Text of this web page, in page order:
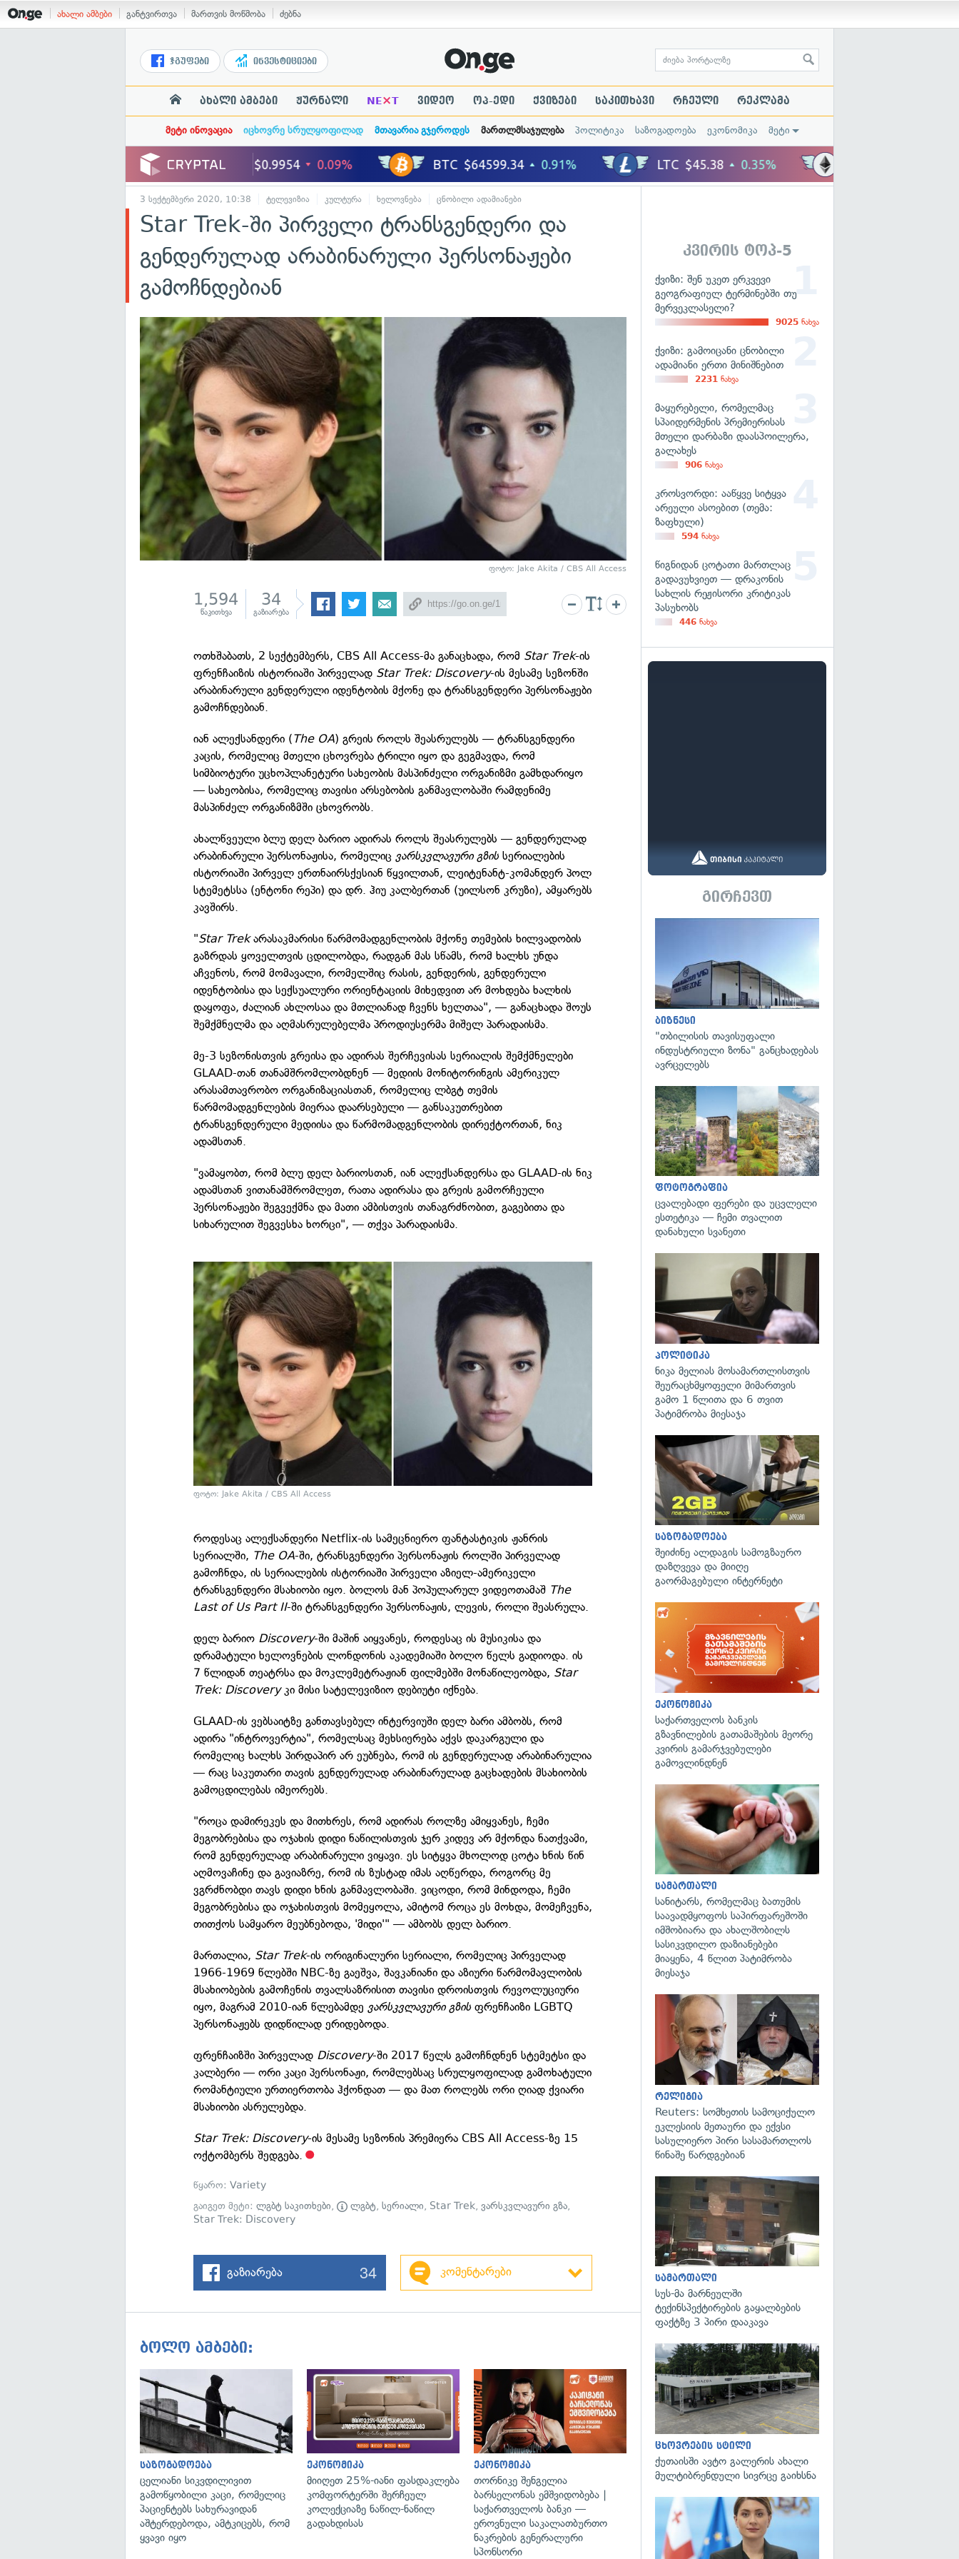
ახალი ამბები განტვირთვა მართვის მოწმობა ძებნა
ჯგუფები ინვესტიციები
ახალი ამბები ჟურნალი NE×T ვიდეო ოპ-ედი ქვიზები საკითხავი რჩეული რეკლამა
მეტი ინოვაცია იცხოვრე სრულყოფილად მთავარია გჯეროდეს მართლმსაჯულება პოლიტიკა საზოგადოება ეკონომიკა მეტი
3 სექტემბერი 2020, 10:38 ტელევიზია კულტურა ხელოვნება ცნობილი ადამიანები
Star Trek-ში პირველი ტრანსგენდერი და
გენდერულად არაბინარული პერსონაჟები
გამოჩნდებიან
ფოტო: Jake Akita / CBS All Access
1,594
წაკითხვა
34
გაზიარება
ოთხშაბათს, 2 სექტემბერს, CBS All Access-მა განაცხადა, რომ Star Trek-ის
ფრენჩაიზის ისტორიაში პირველად Star Trek: Discovery-ის მესამე სეზონში
არაბინარული გენდერული იდენტობის მქონე და ტრანსგენდერი პერსონაჟები
გამოჩნდებიან.
იან ალექსანდერი (The OA) გრეის როლს შეასრულებს — ტრანსგენდერი
კაცის, რომელიც მთელი ცხოვრება ტრილი იყო და გეგმავდა, რომ
სიმბიოტური უცხოპლანეტური სახეობის მასპინძელი ორგანიზმი გამხდარიყო
— სახეობისა, რომელიც თავისი არსებობის განმავლობაში რამდენიმე
მასპინძელ ორგანიზმში ცხოვრობს.
ახალწვეული ბლუ დელ ბარიო ადირას როლს შეასრულებს — გენდერულად
არაბინარული პერსონაჟისა, რომელიცვარსკვლავური გზისსერიალების
ისტორიაში პირველ ერთნაირსქესიან წყვილთან, ლეიტენანტ-კომანდერ პოლ
სტემეტსსა (ენტონი რეპი) და დრ. ჰიუ კალბერთან (უილსონ კრუზი), ამყარებს
კავშირს.
"Star Trekარასაკმარისი წარმომადგენლობის მქონე თემების ხილვადობის
გაზრდას ყოველთვის ცდილობდა, რადგან მას სწამს, რომ ხალხს უნდა
აჩვენოს, რომ მომავალი, რომელშიც რასის, გენდერის, გენდერული
იდენტობისა და სექსუალური ორიენტაციის მიხედვით არ მოხდება ხალხის
დაყოფა, ძალიან ახლოსაა და მთლიანად ჩვენს ხელთაა", — განაცხადა შოუს
შემქმნელმა და აღმასრულებელმა პროდიუსერმა მიშელ პარადაისმა.
მე-3 სეზონისთვის გრეისა და ადირას შერჩევისას სერიალის შემქმნელები
GLAAD-თან თანამშრომლობდნენ — მედიის მონიტორინგის ამერიკულ
არასამთავრობო ორგანიზაციასთან, რომელიც ლბგტ თემის
წარმომადგენლების მიერაა დაარსებული — განსაკუთრებით
ტრანსგენდერული მედიისა და წარმომადგენლობის დირექტორთან, ნიკ
ადამსთან.
"ვამაყობთ, რომ ბლუ დელ ბარიოსთან, იან ალექსანდერსა და GLAAD-ის ნიკ
ადამსთან ვითანამშრომლეთ, რათა ადირასა და გრეის გამორჩეული
პერსონაჟები შეგვექმნა და მათი ამბისთვის თანაგრძნობით, გაგებითა და
სიხარულით შეგვესხა ხორცი", — თქვა პარადაისმა.
ფოტო: Jake Akita / CBS All Access
როდესაც ალექსანდერი Netflix-ის სამეცნიერო ფანტასტიკის ჟანრის
სერიალში, The OA-ში, ტრანსგენდერი პერსონაჟის როლში პირველად
გამოჩნდა, ის სერიალების ისტორიაში პირველი აზიელ-ამერიკელი
ტრანსგენდერი მსახიობი იყო. ბოლოს მან პოპულარულ ვიდეოთამაშ The
Last of Us Part II-ში ტრანსგენდერი პერსონაჟის, ლევის, როლი შეასრულა.
დელ ბარიო Discovery-ში მაშინ აიყვანეს, როდესაც ის მუსიკისა და
დრამატული ხელოვნების ლონდონის აკადემიაში ბოლო წელს გადიოდა. ის
7 წლიდან თეატრსა და მოკლემეტრაჟიან ფილმებში მონაწილეობდა, Star
Trek: Discoveryკი მისი სატელევიზიო დებიუტი იქნება.
GLAAD-ის ვებსაიტზე განთავსებულ ინტერვიუში დელ ბარი ამბობს, რომ
ადირა "ინტროვერტია", რომელსაც მეხსიერება აქვს დაკარგული და
რომელიც ხალხს პირდაპირ არ ეუბნება, რომ ის გენდერულად არაბინარულია
— რაც საკუთარი თავის გენდერულად არაბინარულად გაცხადების მსახიობის
გამოცდილებას იმეორებს.
"როცა დამირეკეს და მითხრეს, რომ ადირას როლზე ამიყვანეს, ჩემი
მეგობრებისა და ოჯახის დიდი ნაწილისთვის ჯერ კიდევ არ მქონდა ნათქვამი,
რომ გენდერულად არაბინარული ვიყავი. ეს სიტყვა მხოლოდ ცოტა ხნის წინ
აღმოვაჩინე და გავიაზრე, რომ ის ზუსტად იმას აღწერდა, როგორც მე
ვგრძნობდი თავს დიდი ხნის განმავლობაში. ვიცოდი, რომ მინდოდა, ჩემი
მეგობრებისა და ოჯახისთვის მომეყოლა, ამიტომ როცა ეს მოხდა, მომეჩვენა,
თითქოს სამყარო მეუბნებოდა, 'მიდი'" — ამბობს დელ ბარიო.
მართალია, Star Trek-ის ორიგინალური სერიალი, რომელიც პირველად
1966-1969 წლებში NBC-ზე გაეშვა, შავკანიანი და აზიური წარმომავლობის
მსახიობების გამოჩენის თვალსაზრისით თავისი დროისთვის რევოლუციური
იყო, მაგრამ 2010-იან წლებამდევარსკვლავური გზისფრენჩაიზი LGBTQ
პერსონაჟებს დიდწილად ერიდებოდა.
ფრენჩაიზში პირველად Discovery-ში 2017 წელს გამოჩნდნენ სტემეტსი და
კალბერი — ორი კაცი პერსონაჟი, რომლებსაც სრულყოფილად გამოხატული
რომანტიული ურთიერთობა ჰქონდათ — და მათ როლებს ორი ღიად ქვიარი
მსახიობი ასრულებდა.
Star Trek: Discovery-ის მესამე სეზონის პრემიერა CBS All Access-ზე 15
ოქტომბერს შედგება.
წყარო:Variety
გაიგეთ მეტი:ლგბტ საკითხები, ლგბტ,სერიალი, Star Trek,ვარსკვლავური გზა,
Star Trek: Discovery
გაზიარება 34 კომენტარები
ბოლო ამბები:
გადახედვა
საზოგადოება
ცელიანი სიკვდილივით
გამოწყობილი კაცი, რომელიც
პაციენტებს სახურავიდან
აშტერდებოდა, ამტკიცებს, რომ
ყვავი იყო
ეკონომიკა
მიიღეთ 25%-იანი ფასდაკლება
კომფორტერში შერჩეულ
კოლექციაზე ნაწილ-ნაწილ
გადახდისას
ეკონომიკა
თორნიკე შენგელია
ბარსელონას ემშვიდობება |
საქართველოს ბანკი —
ეროვნული საკალათბურთო
ნაკრების გენერალური
სპონსორი
კვირის ტოპ-5
ქვიზი: შენ უკეთ ერკვევი
გეოგრაფიულ ტერმინებში თუ
მერვეკლასელი?
9025 ნახვა
ქვიზი: გამოიცანი ცნობილი
ადამიანი ერთი მინიშნებით
2231 ნახვა
მაყურებელი, რომელმაც
სპაიდერმენის პრემიერისას
მთელი დარბაზი დაასპოილერა,
გალახეს
906 ნახვა
კროსვორდი: ააწყვე სიტყვა
არეული ასოებით (თემა:
ზაფხული)
594 ნახვა
წიგნიდან ცოტათი მართლაც
გადავუხვიეთ — დრაკონის
სახლის რეჟისორი კრიტიკას
პასუხობს
446 ნახვა
გირჩევთ
ბიზნესი
"თბილისის თავისუფალი
ინდუსტრიული ზონა" განცხადებას
ავრცელებს
ფოტოგრაფია
ცვალებადი ფერები და უცვლელი
ესთეტიკა — ჩემი თვალით
დანახული სვანეთი
პოლიტიკა
ნიკა მელიას მოსამართლისთვის
შეურაცხმყოფელი მიმართვის
გამო 1 წლითა და 6 თვით
პატიმრობა მიესაჯა
საზოგადოება
შეიძინე ალდაგის სამოგზაურო
დაზღვევა და მიიღე
გაორმაგებული ინტერნეტი
ეკონომიკა
საქართველოს ბანკის
გზავნილების გათამაშების მეორე
კვირის გამარჯვებულები
გამოვლინდნენ
სამართალი
სანიტარს, რომელმაც ბათუმის
საავადმყოფოს საპირფარეშოში
იმშობიარა და ახალშობილს
სასიკვდილო დაზიანებები
მიაყენა, 4 წლით პატიმრობა
მიესაჯა
რელიგია
Reuters: სომხეთის სამოციქულო
ეკლესიის მეთაური და ექვსი
სასულიერო პირი სასამართლოს
წინაშე წარდგებიან
სამართალი
სუს-მა მარნეულში
ტექინსპექტირების გაყალბების
ფაქტზე 3 პირი დააკავა
ცხოვრების სტილი
ქუთაისში ავტო გალერის ახალი
მულტიბრენდული სივრცე გაიხსნა